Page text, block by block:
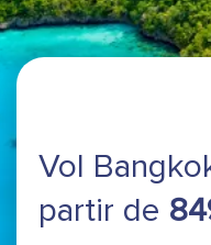
Vol
partir de